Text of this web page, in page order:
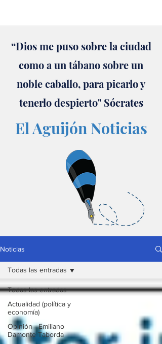
“Dios me puso sobre la ciudad
como a un tábano sobre un
noble caballo, para picarlo y
tenerlo despierto" Sócrates
El Aguijón Noticias
Noticias
Todas las entradas
Actualidad (política y
economía)
Opinión - Emiliano
Damonte Taborda
Todas las entradas